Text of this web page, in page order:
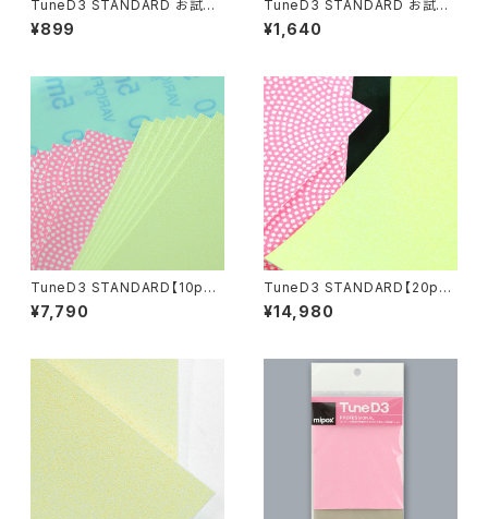
TuneD3 STANDARD お試し
キット【4枚入り】
¥899
TuneD3 STANDARD お試し
キット【8枚入り】
¥1,640
TuneD3 STANDARD【10pcs
セット／計40枚入】
¥7,790
TuneD3 STANDARD【20pcs
セット／計80枚入】
¥14,980